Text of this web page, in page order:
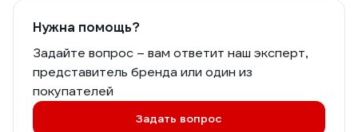
Нужна помощь?
Задайте вопрос – вам ответит наш эксперт,
представитель бренда или один из
покупателей
Задать вопрос